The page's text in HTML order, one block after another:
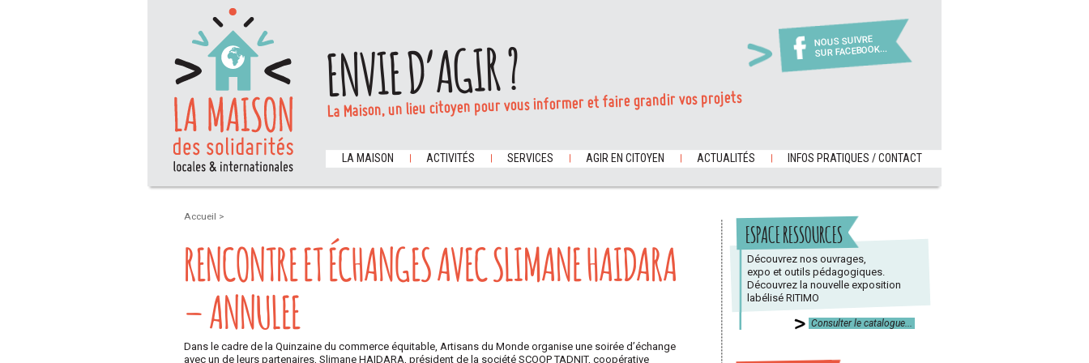
NOUS SUIVRE
SUR FACEBOOK...
ENVIE D’AGIR ?
La Maison, un lieu citoyen pour vous informer et faire grandir vos projets
LA MAISON ACTIVITÉS SERVICES AGIR EN CITOYEN ACTUALITÉS INFOS PRATIQUES / CONTACT
Accueil >
RENCONTRE ET ÉCHANGES AVEC SLIMANE HAIDARA
– ANNULEE
Dans le cadre de la Quinzaine du commerce équitable, Artisans du Monde organise une soirée d’échange
avec un de leurs partenaires, Slimane HAIDARA, président de la société SCOOP TADNIT, coopérative
ESPACE RESSOURCES
Découvrez nos ouvrages,
expo et outils pédagogiques.
Découvrez la nouvelle exposition
labélisé RITIMO
Consulter le catalogue...